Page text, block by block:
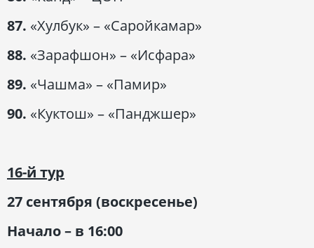
87. «Хулбук» – «Саройкамар»
88. «Зарафшон» – «Исфара»
89. «Чашма» – «Памир»
90. «Куктош» – «Панджшер»
16-й тур
27 сентября (воскресенье)
Начало – в 16:00